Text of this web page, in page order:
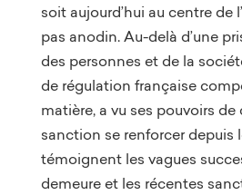
soit aujourd’hui au centre de
pas anodin. Au-delà d’une
des personnes et de la
de régulation française
matière, a vu ses pouvoirs
sanction se renforcer depuis
témoignent les vagues
demeure et les récentes